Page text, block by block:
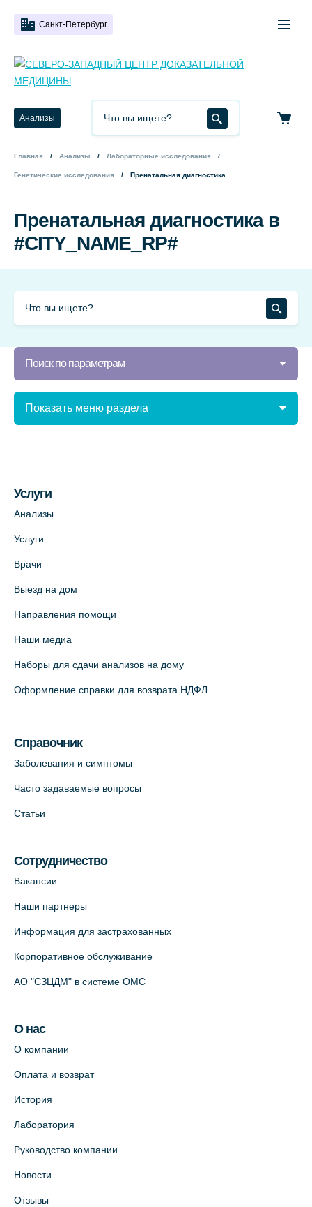
Санкт-Петербург
Анализы
Главная Анализы Лабораторные исследования
Генетические исследования Пренатальная диагностика
Пренатальная диагностика в
#CITY_NAME_RP#
Поиск по параметрам
Показать меню раздела
Услуги
Анализы
Услуги
Врачи
Выезд на дом
Направления помощи
Наши медиа
Наборы для сдачи анализов на дому
Оформление справки для возврата НДФЛ
Справочник
Заболевания и симптомы
Часто задаваемые вопросы
Статьи
Сотрудничество
Вакансии
Наши партнеры
Информация для застрахованных
Корпоративное обслуживание
АО "СЗЦДМ" в системе ОМС
О нас
О компании
Оплата и возврат
История
Лаборатория
Руководство компании
Новости
Отзывы